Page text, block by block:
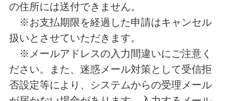
の住所には送付できません。
※お支払期限を経過した申請はキャンセル
扱いとさせていただきます。
※メールアドレスの入力間違いにご注意く
ださい。また、迷惑メール対策として受信拒
否設定等により、システムからの受理メール